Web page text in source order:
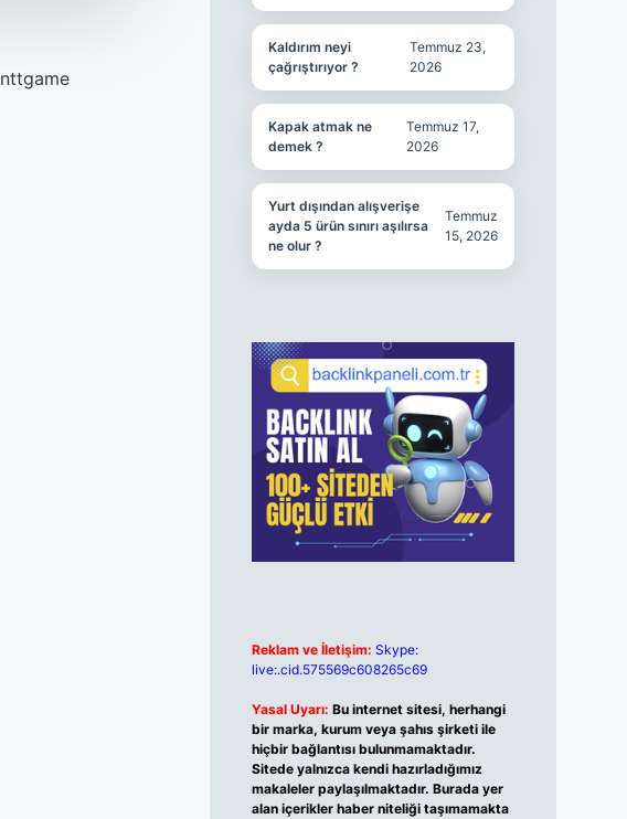
nttgame
Kaldırım neyi
çağrıştırıyor ?
Temmuz 23,
2026
Kapak atmak ne
demek ?
Temmuz 17,
2026
Yurt dışından alışverişe
ayda 5 ürün sınırı aşılırsa
ne olur ?
Temmuz
15, 2026
Reklam ve İletişim: Skype:
live:.cid.575569c608265c69
Yasal Uyarı: Bu internet sitesi, herhangi
bir marka, kurum veya şahıs şirketi ile
hiçbir bağlantısı bulunmamaktadır.
Sitede yalnızca kendi hazırladığımız
makaleler paylaşılmaktadır. Burada yer
alan içerikler haber niteliği taşımamakta